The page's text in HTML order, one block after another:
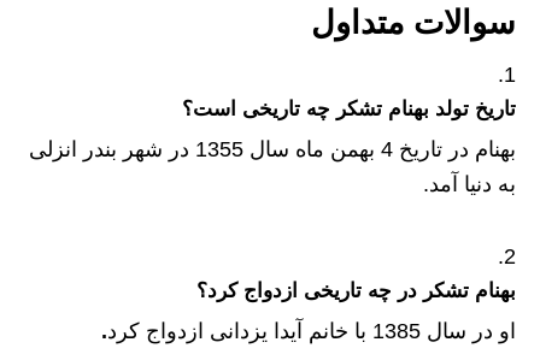
سوالات متداول
تاریخ تولد بهنام تشکر چه تاریخی است؟
بهنام در تاریخ 4 بهمن ماه سال 1355 در شهر بندر انزلی
به دنیا آمد.
بهنام تشکر در چه تاریخی ازدواج کرد؟
او در سال 1385 با خانم آیدا یزدانی ازدواج کرد .